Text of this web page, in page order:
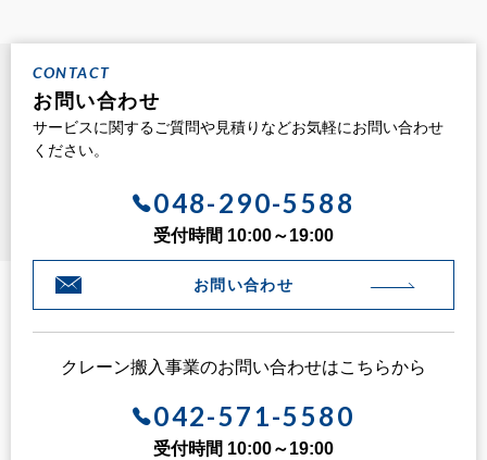
CONTACT
お問い合わせ
サービスに関するご質問や見積りなどお気軽にお問い合わせ
ください。
048-290-5588
受付時間 10:00～19:00
お問い合わせ
クレーン搬入事業のお問い合わせはこちらから
042-571-5580
受付時間 10:00～19:00